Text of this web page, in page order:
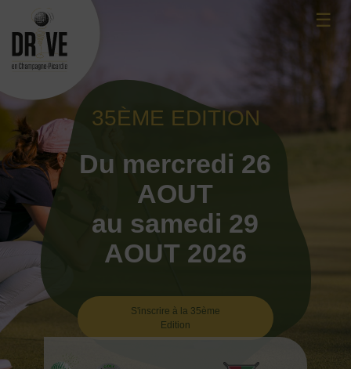
content
☰
35ÈME EDITION
Du mercredi 26
AOUT
au samedi 29
AOUT 2026
S'inscrire à la 35ème
Edition